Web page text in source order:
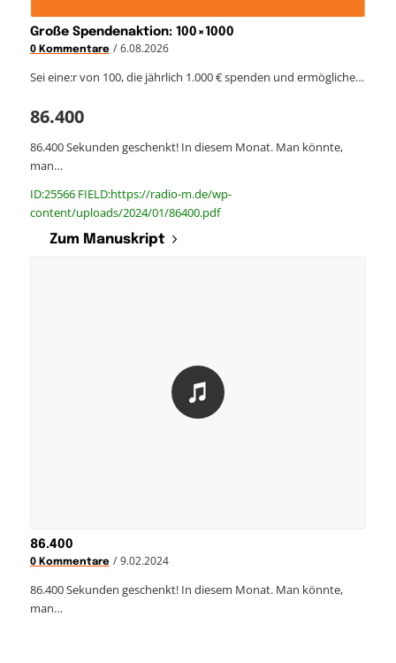
Große Spendenaktion: 100×1000
0 Kommentare / 6.08.2026
Sei eine:r von 100, die jährlich 1.000 € spenden und ermögliche…
86.400
86.400 Sekunden geschenkt! In diesem Monat. Man könnte,
man…
ID:25566 FIELD:https://radio-m.de/wp-
content/uploads/2024/01/86400.pdf
Zum Manuskript
86.400
0 Kommentare / 9.02.2024
86.400 Sekunden geschenkt! In diesem Monat. Man könnte,
man…